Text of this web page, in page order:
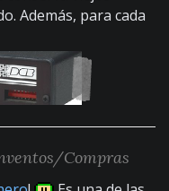
Además, para cada
Compras